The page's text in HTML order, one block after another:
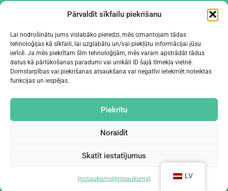
Pārvaldīt sīkfailu piekrišanu
Lai nodrošinātu jums vislabāko pieredzi, mēs izmantojam tādas
tehnoloģijas kā sīkfaili, lai uzglabātu un/vai piekļūtu informācijai jūsu
ierīcē. Ja mēs piekrītam šīm tehnoloģijām, mēs varam apstrādāt tādus
datus kā pārlūkošanas paradumi vai unikāli ID šajā tīmekļa vietnē.
Domstarpības vai piekrišanas atsaukšana var negatīvi ietekmēt noteiktas
funkcijas un iespējas.
Piekrītu
Noraidīt
Skatīt iestatījumus
{nosaukums}{nosaukums}
INSTRUMENTI UN APRĪKOJUMS
UZŅĒMUMS
LV